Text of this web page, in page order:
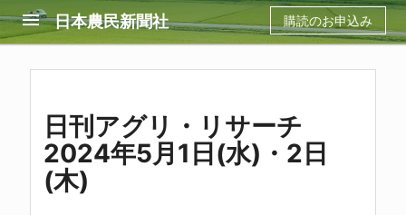
menu 日本農民新聞社 購読のお申込み
日刊アグリ・リサーチ
2024年5月1日(水)・2日
(木)